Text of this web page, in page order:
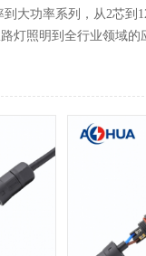
率系列，从2芯到12
灯照明到全行业领域的